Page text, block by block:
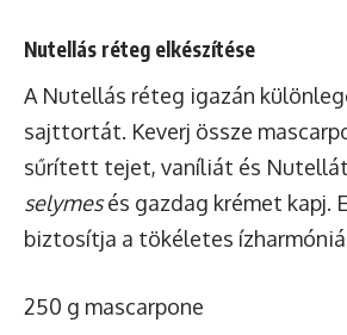
Nutellás réteg elkészítése
A Nutellás réteg igazán
sajttortát. Keverj össze
sűrített tejet, vaníliát és
selymesés gazdag krémet kapj.
biztosítja a tökéletes
250 g mascarpone